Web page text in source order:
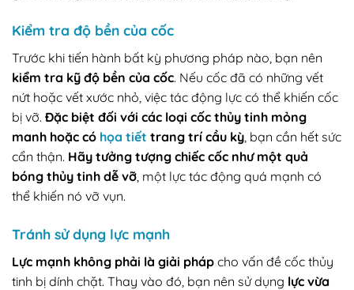
Kiểm tra độ bền của cốc
Trước khi tiến hành bất kỳ phương pháp nào, bạn nên
kiểm tra kỹ độ bền của cốc. Nếu cốc đã có những vết
nứt hoặc vết xước nhỏ, việc tác động lực có thể khiến cốc
bị vỡ. Đặc biệt đối với các loại cốc thủy tinh mỏng
manh hoặc có họa tiết trang trí cầu kỳ, bạn cần hết sức
cẩn thận. Hãy tưởng tượng chiếc cốc như một quả
bóng thủy tinh dễ vỡ, một lực tác động quá mạnh có
thể khiến nó vỡ vụn.
Tránh sử dụng lực mạnh
Lực mạnh không phải là giải pháp cho vấn đề cốc thủy
tinh bị dính chặt. Thay vào đó, bạn nên sử dụng lực vừa